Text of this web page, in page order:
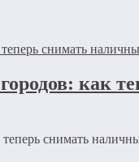
как
снимать